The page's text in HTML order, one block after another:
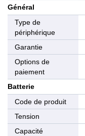
Général
Type de
périphérique
Garantie
Options de
paiement
Batterie
Code de produit
Tension
Capacité